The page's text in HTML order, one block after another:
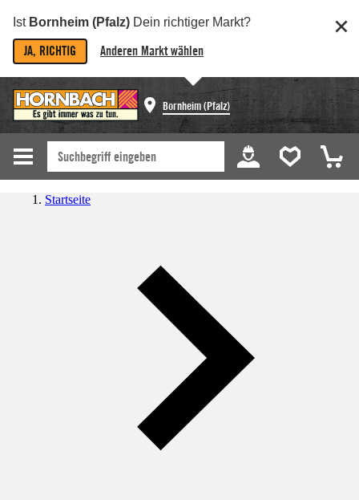
Ist Bornheim (Pfalz) Dein richtiger Markt?
JA, RICHTIG Anderen Markt wählen
Bornheim (Pfalz)
Startseite